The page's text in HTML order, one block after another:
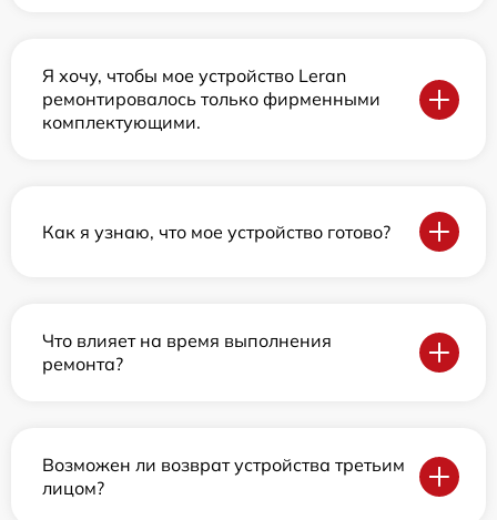
Я хочу, чтобы мое устройство Leran
ремонтировалось только фирменными
комплектующими.
Как я узнаю, что мое устройство готово?
Что влияет на время выполнения
ремонта?
Возможен ли возврат устройства третьим
лицом?